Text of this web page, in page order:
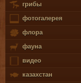
грибы
фотогалерея
флора
фауна
видео
казахстан